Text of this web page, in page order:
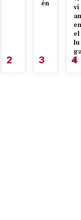
2
én
3
ví
an
en
el
lu
r
4